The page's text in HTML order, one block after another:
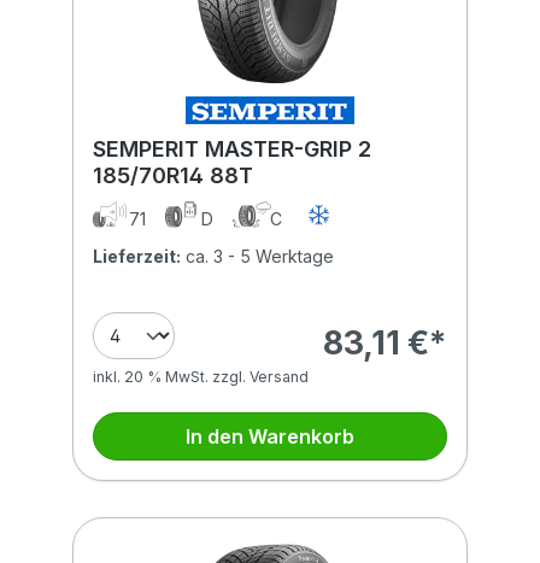
SEMPERIT MASTER-GRIP 2
185/70R14 88T
71 D
C
Lieferzeit: ca. 3 - 5 Werktage
83,11 €*
inkl. 20 % MwSt. zzgl. Versand
In den Warenkorb